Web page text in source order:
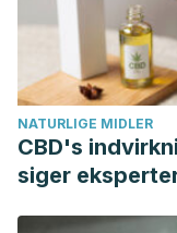
Trejo, O., Miró,
Asenjo, M. A., …
calor del verano
urgencias
https://doi.org/
NATURLIGE MIDLER
CBD's
siger